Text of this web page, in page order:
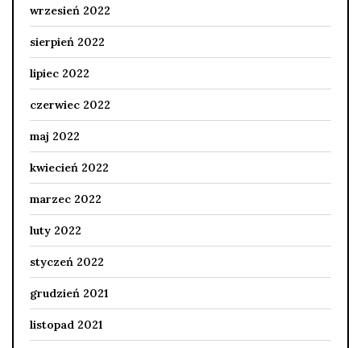
wrzesień 2022
sierpień 2022
lipiec 2022
czerwiec 2022
maj 2022
kwiecień 2022
marzec 2022
luty 2022
styczeń 2022
grudzień 2021
listopad 2021